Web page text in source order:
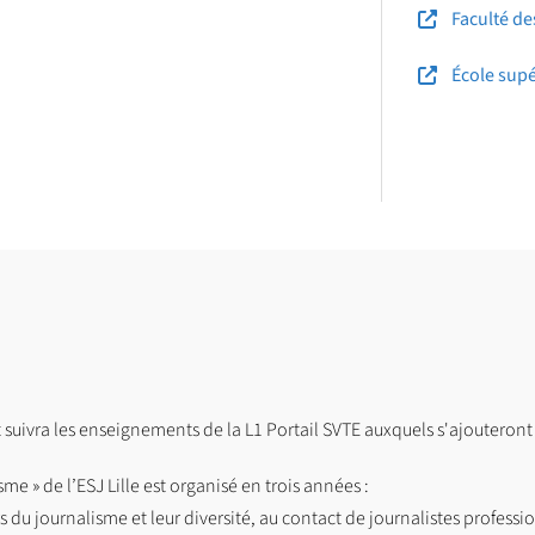
Faculté
École
les enseignements de la L1 Portail SVTE auxquels
» de l’ESJ Lille est organisé en trois années :
journalisme et leur diversité, au contact de journalistes